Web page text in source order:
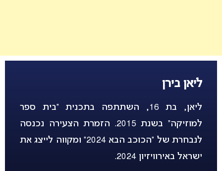
ליאן בירן
ליאן, בת 16, השתתפה בתכנית “בית ספר
למוזיקה” בשנת 2015. הזמרת הצעירה נכנסה
לנבחרת של “הכוכב הבא 2024” ומקווה לייצג את
ישראל באירוויזיון 2024.